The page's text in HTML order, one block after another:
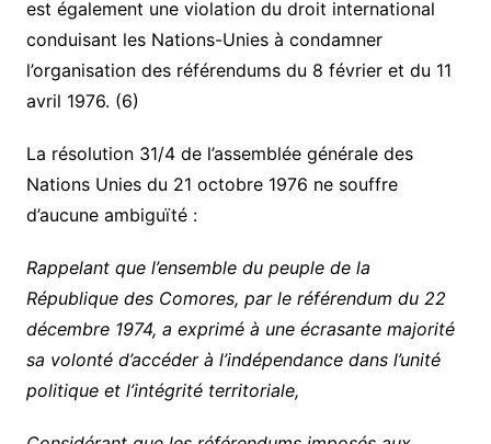
est également une violation du droit international
conduisant les Nations-Unies à condamner
l’organisation des référendums du 8 février et du 11
avril 1976. (6)
La résolution 31/4 de l’assemblée générale des
Nations Unies du 21 octobre 1976 ne souffre
d’aucune ambiguïté :
Rappelant que l’ensemble du peuple de la
République des Comores, par le référendum du 22
décembre 1974, a exprimé à une écrasante majorité
sa volonté d’accéder à l’indépendance dans l’unité
politique et l’intégrité territoriale,